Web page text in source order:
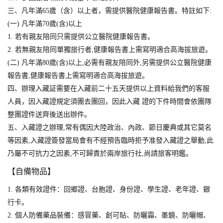
三、凡年滿65歲（含）以上者，需提供醫院健康報告書。特註如下:
(一) 凡年滿70歲(含)以上
1. 若有親友陪同只需提供公立醫院健康報告書。
2. 若無親友陪同單獨旅行者,健康報告書上需寫明適合高海拔旅遊。
(二) 凡年滿80歲(含)以上,必需有親友陪同外,另需提供公立醫院健康
報告書,健康報告書上需寫明適合高海拔旅遊。
四、辦理入藏証需要在入藏前二十五天提供以上資料給我們的客服
人員，因入藏證規定須團去團回，因此入藏 證的下件時間會依團隊
整團證件送齊後送出辦件。
五、入藏證之辦理,常有偶因大陸政治、內政、節日慶典或其它莫名
等因素,入藏證簽發當局會有不經預告臨時拒予准發入藏證之舉動,此
乃屬不可抗力之因素,不可歸責於兩岸旅行社,尚請旅客明鑑。
【自備物品】
1. 各類有效證件：回鄉證、台胞證、身份證、學生證、老年證、銀
行卡。
2. 個人防備藥品裝備：感冒藥、創可貼、防曬霜、墨鏡、防曬帽、